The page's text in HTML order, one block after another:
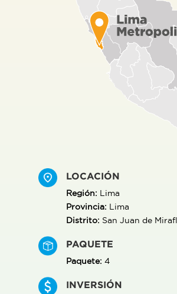
LOCACIÓN
Región: Lima
Provincia: Lima
Distrito: San Juan de
PAQUETE
Paquete: 4
INVERSIÓN